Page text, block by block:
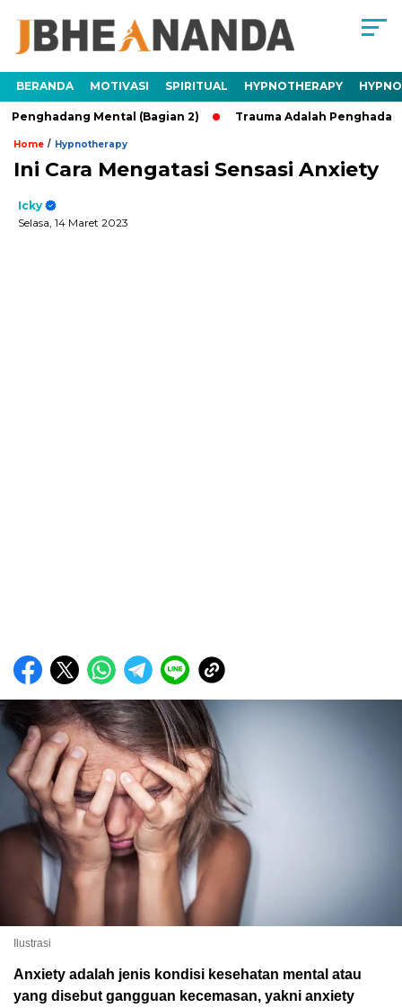
BERANDA MOTIVASI SPIRITUAL HYPNOTHERAPY
Mental (Bagian 2) Trauma Adalah Penghadang
Home / Hypnotherapy
Ini Cara Mengatasi Sensasi Anxiety
Icky
Selasa, 14 Maret 2023
Ilustrasi
Anxiety adalah jenis kondisi kesehatan mental atau
yang disebut gangguan kecemasan, yakni anxiety